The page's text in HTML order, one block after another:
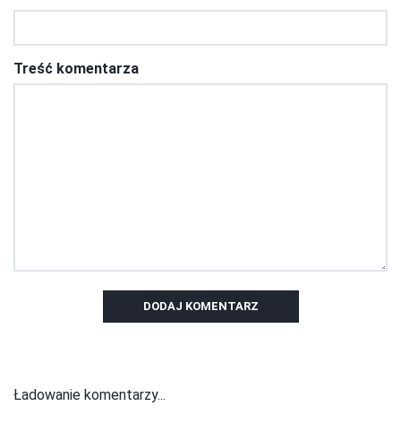
Treść komentarza
DODAJ KOMENTARZ
Ładowanie komentarzy...